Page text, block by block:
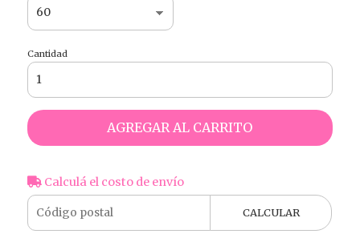
Cantidad
AGREGAR AL CARRITO
Calculá el costo de envío
CALCULAR